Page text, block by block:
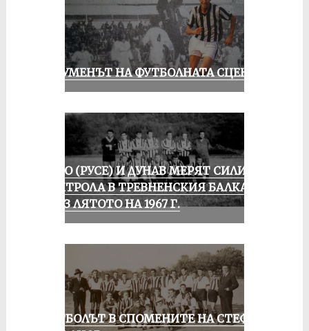
ШОУМЕНЪТ НА ФУТБОЛНАТА СЦЕНА
ЛОКО (РУСЕ) И ДУНАВ МЕРЯТ СИЛИ В
КОНТРОЛА В ТРЕВНЕНСКИЯ БАЛКАН
ПРЕЗ ЛЯТОТО НА 1967 Г.
ФУТБОЛЪТ В СПОМЕНИТЕ НА СТЕФАН